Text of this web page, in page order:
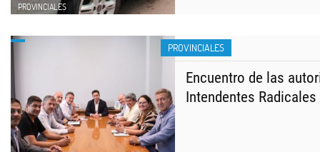
PROVINCIALES
PROVINCIALES
Encuentro de las
Intendentes Radicales